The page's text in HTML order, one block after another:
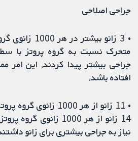
جراحی اصلاحی
• 3 زانو
متحرک نسبت به گروه پروتز با
جراحی بیشتر پیدا کردند. این
افتاده باشد.
• 11 زانو از هر 1000
14 زانو از هر 1000
نیاز به جراحی بیشتری برای زانو